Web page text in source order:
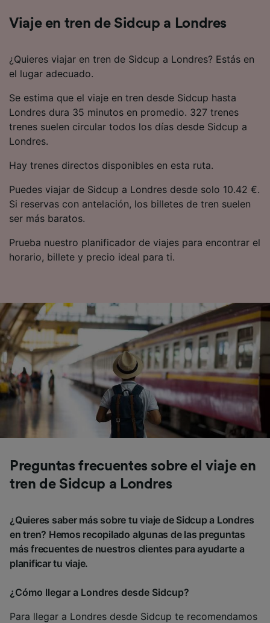
Viaje en tren de Sidcup a Londres
¿Quieres viajar en tren de Sidcup a Londres? Estás en
el lugar adecuado.
Se estima que el viaje en tren desde Sidcup hasta
Londres dura 35 minutos en promedio. 327 trenes
trenes suelen circular todos los días desde Sidcup a
Londres.
Hay trenes directos disponibles en esta ruta.
Puedes viajar de Sidcup a Londres desde solo 10.42 €.
Si reservas con antelación, los billetes de tren suelen
ser más baratos.
Prueba nuestro planificador de viajes para encontrar el
horario, billete y precio ideal para ti.
Preguntas frecuentes sobre el viaje en
tren de Sidcup a Londres
¿Quieres saber más sobre tu viaje de Sidcup a Londres
en tren? Hemos recopilado algunas de las preguntas
más frecuentes de nuestros clientes para ayudarte a
planificar tu viaje.
¿Cómo llegar a Londres desde Sidcup?
Para llegar a Londres desde Sidcup te recomendamos